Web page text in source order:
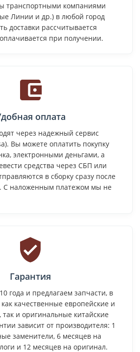
транспортными компаниями
Линии и др.) в любой город
доставки рассчитывается
при получении.
оплата
через надежный сервис
Вы можете оплатить покупку
электронными деньгами, а
средства через СБП или
в сборку сразу после
С наложенным платежом мы не
Гарантия
года и предлагаем запчасти, в
качественные европейские и
так и оригинальные китайские
зависит от производителя: 1
заменители, 6 месяцев на
и 12 месяцев на оригинал.